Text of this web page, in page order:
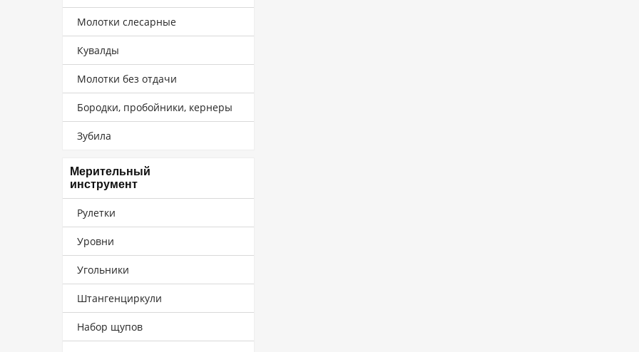
Молотки слесарные
Кувалды
Молотки без отдачи
Бородки, пробойники, кернеры
Зубила
Мерительный
инструмент
Рулетки
Уровни
Угольники
Штангенциркули
Набор щупов